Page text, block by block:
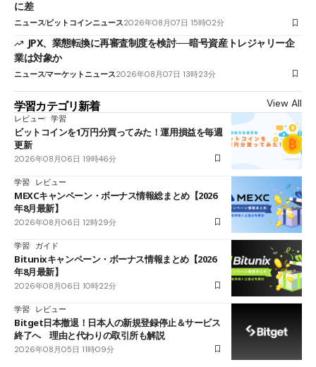
に差
ニュースビットコインニュース2026年08月07日 15時02分
JPX、業態転換に再審査制度を検討──暗号資産トレジャリー企
業は対象か
ニュースマーケットニュース2026年08月07日 13時23分
学習カテゴリ新着 View All
レビュー 学習
ビットコインを1万円分買ってみた！運用損益を毎週
更新
2026年08月06日 19時46分
学習 レビュー
MEXCキャンペーン・ボーナス情報総まとめ【2026
年8月最新】
2026年08月06日 12時29分
学習 ガイド
Bitunixキャンペーン・ボーナス情報まとめ【2026
年8月最新】
2026年08月06日 10時22分
学習 レビュー
Bitget日本撤退！日本人の新規登録停止＆サービス
終了へ 理由と代わりの取引所も解説
2026年08月05日 11時09分